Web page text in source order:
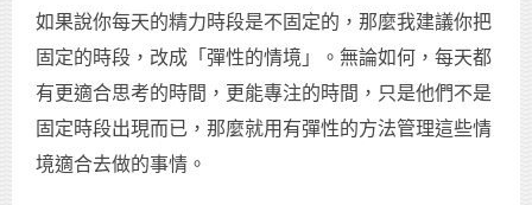
如果說你每天的精力時段是不固定的，那麼我建議你把
固定的時段，改成「彈性的情境」。無論如何，每天都
有更適合思考的時間，更能專注的時間，只是他們不是
固定時段出現而已，那麼就用有彈性的方法管理這些情
境適合去做的事情。